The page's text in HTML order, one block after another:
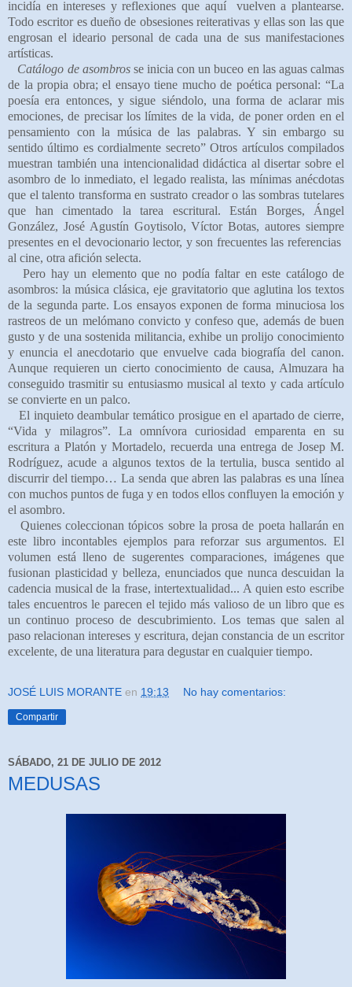
incidía en intereses y reflexiones que aquívuelvena plantearse.
Todo escritor es dueño de obsesiones reiterativas y ellas son las que
engrosan el ideario personal de cada una de sus manifestaciones
artísticas.
Catálogo de asombrosse inicia con un buceo en las aguas calmas
de la propia obra; el ensayo tiene mucho de poética personal: “La
poesía era entonces, y sigue siéndolo, una forma de aclarar mis
emociones, de precisar los límites de la vida, de poner orden en el
pensamiento con la música de las palabras. Y sin embargo su
sentido último es cordialmente secreto” Otros artículos compilados
muestran también una intencionalidad didáctica al disertar sobre el
asombro de lo inmediato, el legado realista, las mínimas anécdotas
que el talento transforma en sustrato creador o las sombras tutelares
que han cimentado la tarea escritural. Están Borges, Ángel
González, José Agustín Goytisolo, Víctor Botas, autores siempre
presentes en el devocionario lector, y son frecuentes las referencias
al cine, otra afición selecta.
Pero hay un elemento que no podía faltar en este catálogo de
asombros: la música clásica, eje gravitatorio que aglutina los textos
de la segunda parte. Los ensayos exponen de forma minuciosa los
rastreos de un melómano convicto y confeso que, además de buen
gusto y de una sostenida militancia, exhibe un prolijo conocimiento
y enuncia el anecdotario que envuelve cada biografía del canon.
Aunque requieren un cierto conocimiento de causa, Almuzara ha
conseguido trasmitir su entusiasmo musical al texto y cada artículo
se convierte en un palco.
El inquieto deambular temático prosigue en el apartado de cierre,
“Vida y milagros”. La omnívora curiosidad emparenta en su
escritura a Platón y Mortadelo, recuerda una entrega de Josep M.
Rodríguez, acude a algunos textos de la tertulia, busca sentido al
discurrir del tiempo… La senda que abren las palabras es una línea
con muchos puntos de fuga y en todos ellos confluyen la emoción y
el asombro.
Quienes coleccionan tópicos sobre la prosa de poeta hallarán en
este libro incontables ejemplos para reforzar sus argumentos. El
volumen está lleno de sugerentes comparaciones, imágenes que
fusionan plasticidad y belleza, enunciados que nunca descuidan la
cadencia musical de la frase, intertextualidad... A quien esto escribe
tales encuentros le parecen el tejido más valioso de un libro que es
un continuo proceso de descubrimiento. Los temas que salen al
paso relacionan intereses y escritura, dejan constancia de un escritor
excelente, de una literatura para degustar en cualquier tiempo.
JOSÉ LUIS MORANTE en 19:13 No hay comentarios:
Compartir
SÁBADO, 21 DE JULIO DE 2012
MEDUSAS